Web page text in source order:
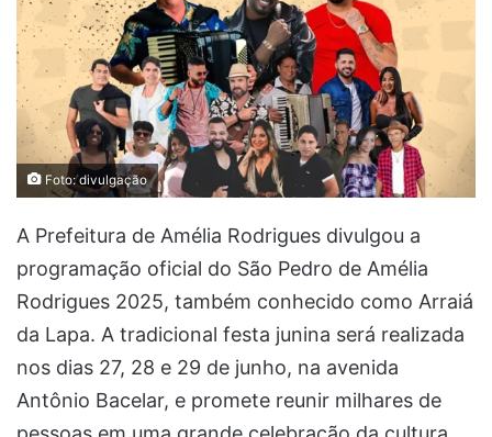
Foto: divulgação
A Prefeitura de Amélia Rodrigues divulgou a
programação oficial do São Pedro de Amélia
Rodrigues 2025, também conhecido como Arraiá
da Lapa. A tradicional festa junina será realizada
nos dias 27, 28 e 29 de junho, na avenida
Antônio Bacelar, e promete reunir milhares de